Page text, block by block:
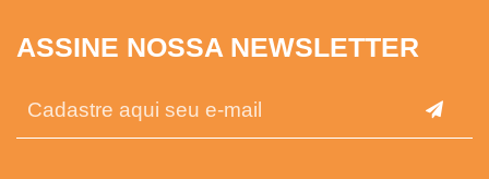
ASSINE NOSSA NEWSLETTER